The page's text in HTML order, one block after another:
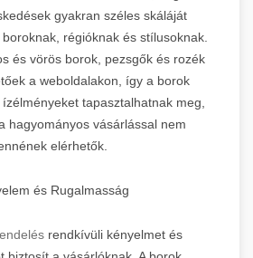
gyakran széles skáláját
régióknak és stílusoknak.
és vörös borok, pezsgők és rozék
a weboldalakon, így a borok
tapasztalhatnak meg,
hagyományos vásárlással nem
elérhetők.
és Rugalmasság
rendkívüli kényelmet és